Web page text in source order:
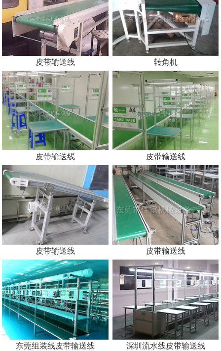
放静电流水线 皮带输送线
转角机 皮带输送线
皮带输送线 皮带输送线
皮带输送线 东莞组装线皮带输送线